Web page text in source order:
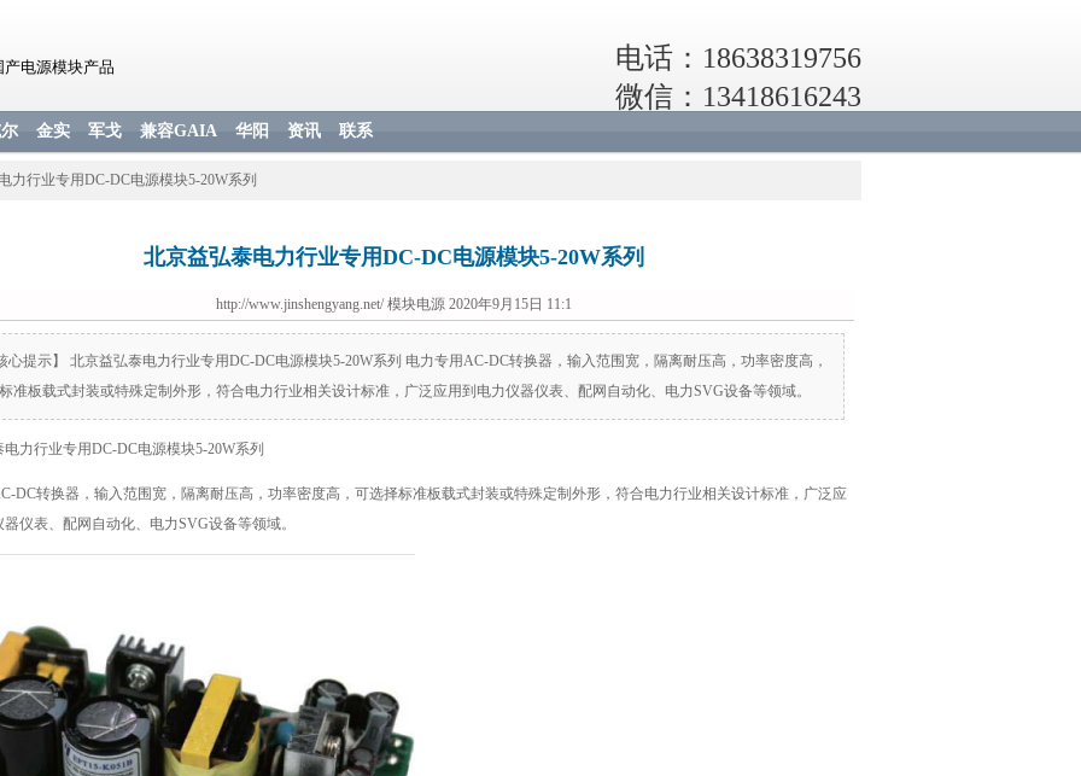
电源模块产品
电话：18638319756
微信：13418616243
金实 军戈 兼容GAIA 华阳 资讯 联系
力行业专用DC-DC电源模块5-20W系列
北京益弘泰电力行业专用DC-DC电源模块5-20W系列
http://www.jinshengyang.net/模块电源 2020年9月15日 11:1
心提示】 北京益弘泰电力行业专用DC-DC电源模块5-20W系列 电力专用AC-DC转换器，输入范围宽，隔离耐压高，功率密度高，
准板载式封装或特殊定制外形，符合电力行业相关设计标准，广泛应用到电力仪器仪表、配网自动化、电力SVG设备等领域。
力行业专用DC-DC电源模块5-20W系列
DC转换器，输入范围宽，隔离耐压高，功率密度高，可选择标准板载式封装或特殊定制外形，符合电力行业相关设计标准，广泛应
仪表、配网自动化、电力SVG设备等领域。